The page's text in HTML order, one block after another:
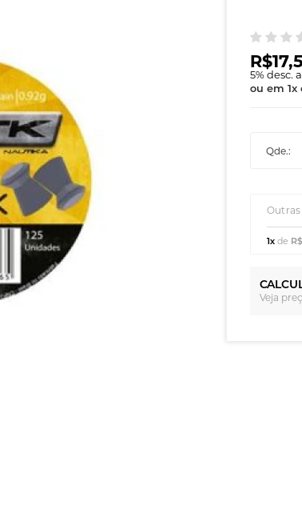
5% desc.
ou em 1x
Qde.:
1x de
Veja